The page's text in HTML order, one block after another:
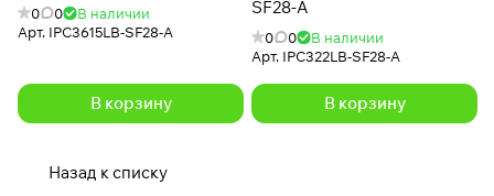
0 0
В наличии
Арт. IPC3615LB-SF28-A
В корзину
SF28-A
0 0
В наличии
Арт. IPC322LB-SF28-A
В корзину
Назад к списку